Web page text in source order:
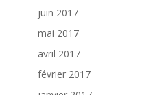
juin 2017
mai 2017
avril 2017
février 2017